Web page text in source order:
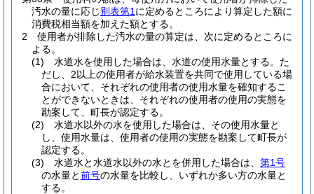
汚水の量に応じ別表第1 に定めるところにより算定した額に
消費税相当額を加えた額とする。
2
使用者が排除した汚水の量の算定は、次に定めるところに
よる。
(1)
水道水を使用した場合は、水道の使用水量とする。 た
だし、2以上の使用者が給水装置を共同で使用している場
合において、それぞれの使用者の使用水量を確知するこ
とができないときは、それぞれの使用者の使用の実態を
勘案して、町長が認定する。
(2)
水道水以外の水を使用した場合は、その使用水量と
し、使用水量は、使用者の使用の実態を勘案して町長が
認定する。
(3)
水道水と水道水以外の水とを併用した場合は、 第1号
の水量と前号の水量を比較し、いずれか多い方の水量と
する。